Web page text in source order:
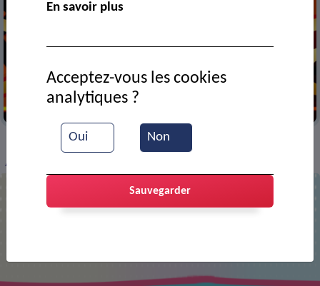
VIE MUNICIPALE > Ressources documentaires
Affiche : Le jour J
En savoir plus
Oui Non
Acceptez-vous les cookies
analytiques ?
Sauvegarder